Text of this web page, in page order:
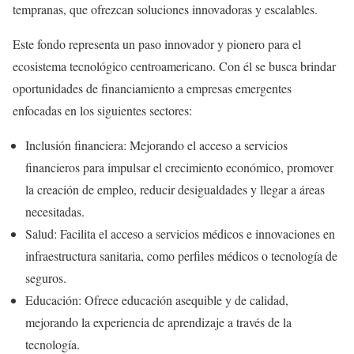
tempranas, que ofrezcan soluciones innovadoras y escalables.
Este fondo representa un paso innovador y pionero para el
ecosistema tecnológico centroamericano. Con él se busca brindar
oportunidades de financiamiento a empresas emergentes
enfocadas en los siguientes sectores:
Inclusión financiera: Mejorando el acceso a servicios
financieros para impulsar el crecimiento económico, promover
la creación de empleo, reducir desigualdades y llegar a áreas
necesitadas.
Salud: Facilita el acceso a servicios médicos e innovaciones en
infraestructura sanitaria, como perfiles médicos o tecnología de
seguros.
Educación: Ofrece educación asequible y de calidad,
mejorando la experiencia de aprendizaje a través de la
tecnología.